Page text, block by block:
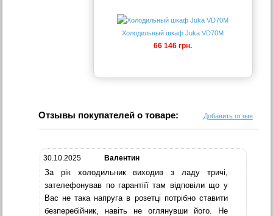
Холодильный шкаф Juka VD70M
66 146 грн.
Отзывы покупателей о товаре: Добавить отзыв
30.10.2025 Валентин
За рік холодильник виходив з ладу тричі,
зателефонував по гарантіїї там відповіли що у
Вас не така напруга в розетці потрібно ставити
безперебійник, навіть не оглянувши його. Не